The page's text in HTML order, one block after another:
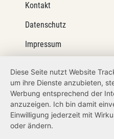
Kontakt
Datenschutz
Impressum
Netiquette
Transparenzanspruch
Hinweisgeberschutz
Diese Seite nutzt Website
um ihre Dienste anzubieten,
Werbung entsprechend der
anzuzeigen. Ich bin damit
Einwilligung jederzeit mit
oder ändern.